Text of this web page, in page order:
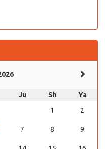
Ju Sh
Ya
1
2
7 8 9